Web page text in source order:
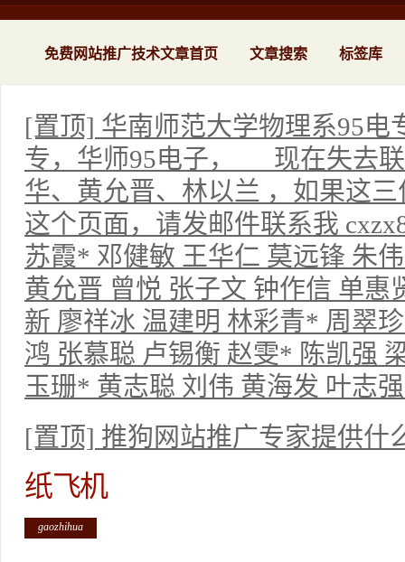
免费网站推广技术文章首页 文章搜索 标签库
[置顶] 华南师范大学物理系95电
专，华师95电子， 现在失去联
华、黄允晋、林以兰 ，如果这
这个页面，请发邮件联系我
苏霞* 邓健敏 王华仁 莫远锋 朱
黄允晋 曾悦 张子文 钟作信 单
新 廖祥冰 温建明 林彩青* 周翠
鸿 张慕聪 卢锡衡 赵雯* 陈凯强
玉珊* 黄志聪 刘伟 黄海发
[置顶] 推狗网站推广专家提供什
纸飞机
gaozhihua